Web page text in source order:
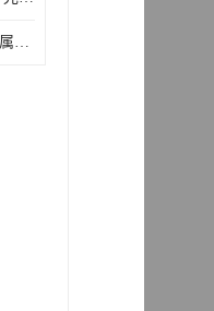
国产电子级DMI溶剂 总金属小于20ppb 用于半导体清洗